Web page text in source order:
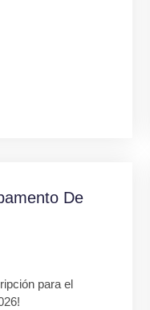
De
para el